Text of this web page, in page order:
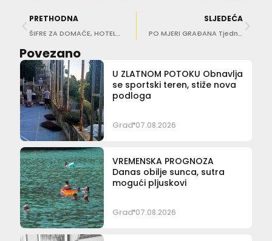
PRETHODNA
ŠIFRE ZA DOMAĆE, HOTELE… Franković: Nećemo dopustiti da oko povijesne jezgre vozilom može doći kome god padne napamet
SLJEDEĆA
PO MJERI GRAĐANA Tjedni pregled gradskih projekata
Povezano
U ZLATNOM POTOKU Obnavlja
se sportski teren, stiže nova
podloga
Grad 07.08.2026
VREMENSKA PROGNOZA
Danas obilje sunca, sutra
mogući pljuskovi
Grad 07.08.2026